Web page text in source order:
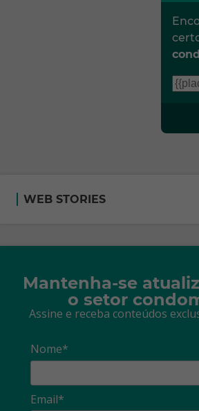
WEB STORIES
Mantenha-se
o setor
Assine e receba conteúdos
Nome*
Email*